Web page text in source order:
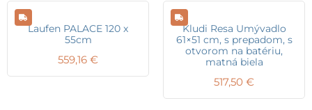
Laufen PALACE 120 x
55cm
559,16 €
Kludi Resa Umývadlo
61×51 cm, s prepadom, s
otvorom na batériu,
matná biela
517,50 €